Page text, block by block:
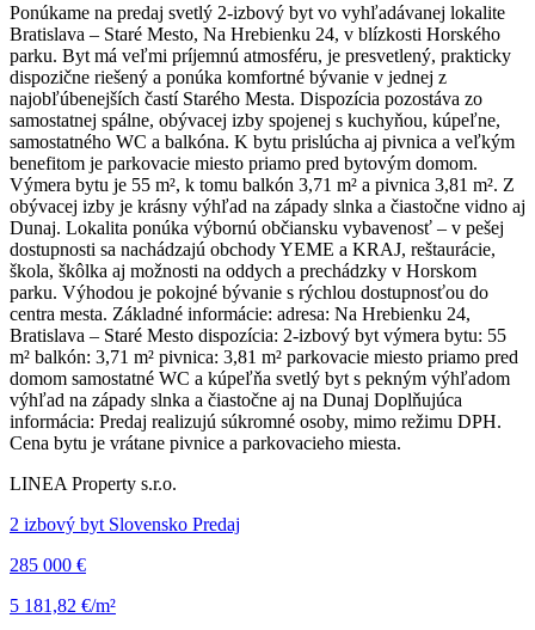
Ponúkame na predaj svetlý 2-izbový byt vo vyhľadávanej lokalite
Bratislava – Staré Mesto, Na Hrebienku 24, v blízkosti Horského
parku. Byt má veľmi príjemnú atmosféru, je presvetlený, prakticky
dispozične riešený a ponúka komfortné bývanie v jednej z
najobľúbenejších častí Starého Mesta. Dispozícia pozostáva zo
samostatnej spálne, obývacej izby spojenej s kuchyňou, kúpeľne,
samostatného WC a balkóna. K bytu prislúcha aj pivnica a veľkým
benefitom je parkovacie miesto priamo pred bytovým domom.
Výmera bytu je 55 m², k tomu balkón 3,71 m² a pivnica 3,81 m². Z
obývacej izby je krásny výhľad na západy slnka a čiastočne vidno aj
Dunaj. Lokalita ponúka výbornú občiansku vybavenosť – v pešej
dostupnosti sa nachádzajú obchody YEME a KRAJ, reštaurácie,
škola, škôlka aj možnosti na oddych a prechádzky v Horskom
parku. Výhodou je pokojné bývanie s rýchlou dostupnosťou do
centra mesta. Základné informácie: adresa: Na Hrebienku 24,
Bratislava – Staré Mesto dispozícia: 2-izbový byt výmera bytu: 55
m² balkón: 3,71 m² pivnica: 3,81 m² parkovacie miesto priamo pred
domom samostatné WC a kúpeľňa svetlý byt s pekným výhľadom
výhľad na západy slnka a čiastočne aj na Dunaj Doplňujúca
informácia: Predaj realizujú súkromné osoby, mimo režimu DPH.
Cena bytu je vrátane pivnice a parkovacieho miesta.
LINEA Property s.r.o.
2 izbový byt Slovensko Predaj
285 000 €
5 181,82 €/m²